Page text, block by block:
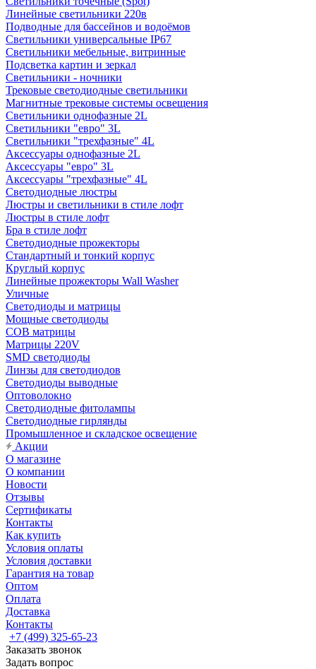
Линейные светильники 220в
Подводные для бассейнов и водоёмов
Светильники универсальные IP67
Светильники мебельные, витринные
Подсветка картин и зеркал
Светильники - ночники
Трековые светодиодные светильники
Магнитные трековые системы освещения
Светильники однофазные 2L
Светильники "евро" 3L
Светильники "трехфазные" 4L
Аксессуары однофазные 2L
Аксессуары "евро" 3L
Аксессуары "трехфазные" 4L
Светодиодные люстры
Люстры и светильники в стиле лофт
Люстры в стиле лофт
Бра в стиле лофт
Светодиодные прожекторы
Стандартный и тонкий корпус
Круглый корпус
Линейные прожекторы Wall Washer
Уличные
Светодиоды и матрицы
Мощные светодиоды
COB матрицы
Матрицы 220V
SMD светодиоды
Линзы для светодиодов
Светодиоды выводные
Оптоволокно
Светодиодные фитолампы
Светодиодные гирлянды
Промышленное и складское освещение
Акции
О магазине
О компании
Новости
Отзывы
Сертификаты
Контакты
Как купить
Условия оплаты
Условия доставки
Гарантия на товар
Оптом
Оплата
Доставка
Контакты
+7 (499) 325-65-23
Заказать звонок
Задать вопрос